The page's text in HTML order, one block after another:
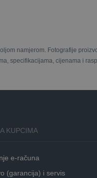
namjerom. Fotografije
specifikacijama, cijenama i
KUPCIMA
e-računa
(garancija) i servis